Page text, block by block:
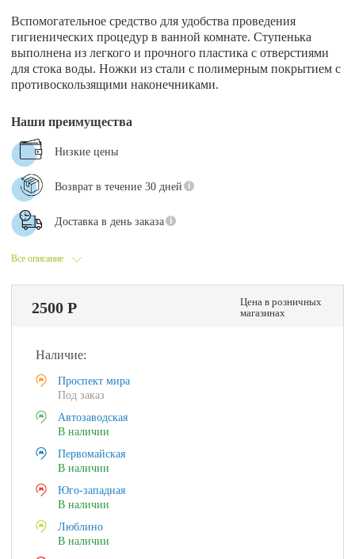
Вспомогательное средство для удобства проведения
гигиенических процедур в ванной комнате. Ступенька
выполнена из легкого и прочного пластика с отверстиями
для стока воды. Ножки из стали с полимерным покрытием с
противоскользящими наконечниками.
Все описание
Наши преимущества
Низкие цены
Возврат в течение 30 дней
Доставка в день заказа
2500 Р
Цена в розничных
магазинах
Наличие:
Проспект мира
Под заказ
Автозаводская
В наличии
Первомайская
В наличии
Юго-западная
В наличии
Люблино
В наличии